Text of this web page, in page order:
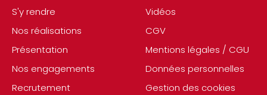
S'y rendre
Nos réalisations
Présentation
Nos engagements
Recrutement
Vidéos
CGV
Mentions légales / CGU
Données personnelles
Gestion des cookies